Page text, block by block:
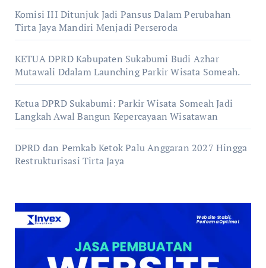
Komisi III Ditunjuk Jadi Pansus Dalam Perubahan
Tirta Jaya Mandiri Menjadi Perseroda
KETUA DPRD Kabupaten Sukabumi Budi Azhar
Mutawali Ddalam Launching Parkir Wisata Someah.
Ketua DPRD Sukabumi: Parkir Wisata Someah Jadi
Langkah Awal Bangun Kepercayaan Wisatawan
DPRD dan Pemkab Ketok Palu Anggaran 2027 Hingga
Restrukturisasi Tirta Jaya